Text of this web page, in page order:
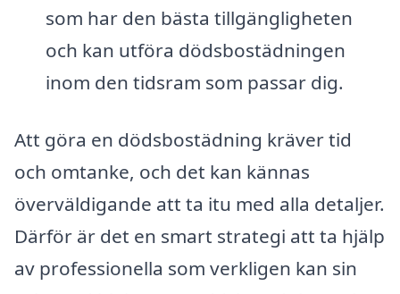
som har den bästa tillgängligheten
och kan utföra dödsbostädningen
inom den tidsram som passar dig.
Att göra en dödsbostädning kräver tid
och omtanke, och det kan kännas
överväldigande att ta itu med alla detaljer.
Därför är det en smart strategi att ta hjälp
av professionella som verkligen kan sin